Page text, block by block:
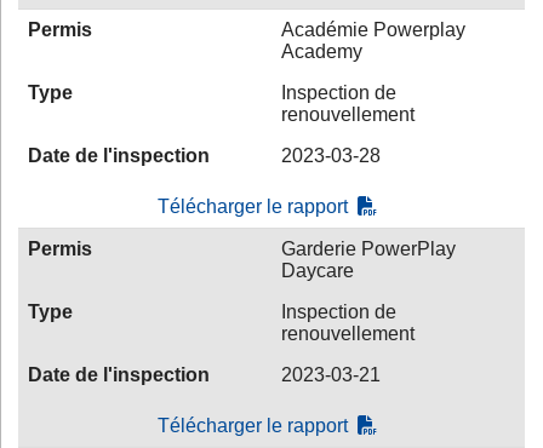
Permis
Académie Powerplay
Academy
Type
Inspection de
renouvellement
Date de l'inspection
2023-03-28
Télécharger le rapport
Permis
Garderie PowerPlay
Daycare
Type
Inspection de
renouvellement
Date de l'inspection
2023-03-21
Télécharger le rapport